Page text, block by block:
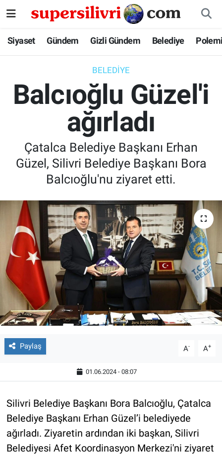
Siyaset Gündem Gizli Gündem Belediye
BELEDIYE
Balcıoğlu Güzel'i
ağırladı
Çatalca Belediye Başkanı Erhan
Güzel, Silivri Belediye Başkanı Bora
Balcıoğlu'nu ziyaret etti.
Paylaş A- A+
01.06.2024 - 08:07
Silivri Belediye Başkanı Bora Balcıoğlu, Çatalca
Belediye Başkanı Erhan Güzel’i belediyede
ağırladı. Ziyaretin ardından iki başkan, Silivri
Belediyesi Afet Koordinasyon Merkezi'ni ziyaret
Siyaset
Gizli Gündem
İstanbul Nöbetçi Eczaneler
İstanbul Namaz Vakitleri
İstanbul Trafik Yoğunluk Haritası
Süper Lig Puan Durumu ve Fikstür
Tüm Manşetler
Haber Arşivi